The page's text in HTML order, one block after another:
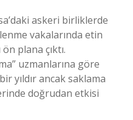
askeri birliklerde
vakalarında etin
plana çıktı.
uzmanlarına göre
yıldır ancak saklama
doğrudan etkisi